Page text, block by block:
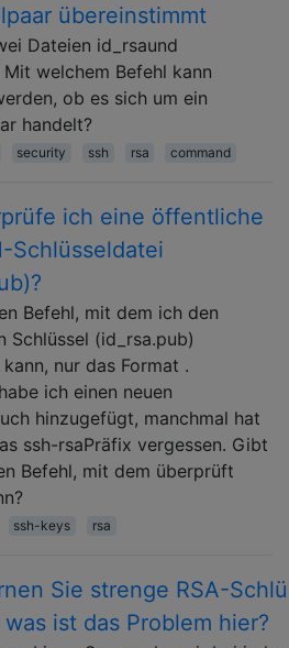
übereinstimmt
Dateien id_rsaund
welchem ​​Befehl kann
ob es sich um ein
handelt?
security ssh rsa command
ich eine öffentliche
Schlüsseldatei
Befehl, mit dem ich den
Schlüssel (id_rsa.pub)
nur das Format .
ich einen neuen
hinzugefügt, manchmal hat
ssh-rsaPräfix vergessen. Gibt
Befehl, mit dem überprüft
ssh-keys rsa
Sie strenge RSA-
ist das Problem hier?